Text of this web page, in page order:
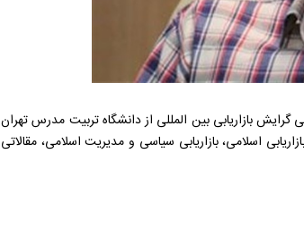
بازاریابی بین المللی از دانشگاه تربیت مدرس تهران
اسلامی، بازاریابی سیاسی و مدیریت اسلامی، مقالاتی